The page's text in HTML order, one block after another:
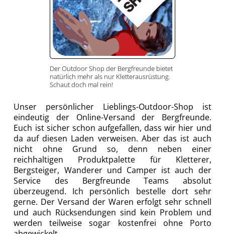
Der Outdoor Shop der Bergfreunde bietet
natürlich mehr als nur Kletterausrüstung.
Schaut doch mal rein!
Unser persönlicher Lieblings-Outdoor-Shop ist
eindeutig der Online-Versand der Bergfreunde.
Euch ist sicher schon aufgefallen, dass wir hier und
da auf diesen Laden verweisen. Aber das ist auch
nicht ohne Grund so, denn neben einer
reichhaltigen Produktpalette für Kletterer,
Bergsteiger, Wanderer und Camper ist auch der
Service des Bergfreunde Teams absolut
überzeugend. Ich persönlich bestelle dort sehr
gerne. Der Versand der Waren erfolgt sehr schnell
und auch Rücksendungen sind kein Problem und
werden teilweise sogar kostenfrei ohne Porto